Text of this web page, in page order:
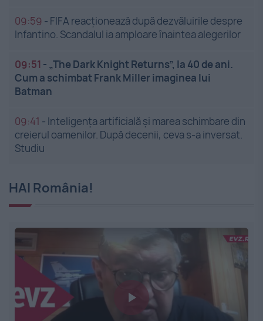
09:59 - FIFA reacționează după dezvăluirile despre
Infantino. Scandalul ia amploare înaintea alegerilor
09:51 - „The Dark Knight Returns”, la 40 de ani.
Cum a schimbat Frank Miller imaginea lui
Batman
09:41 - Inteligența artificială și marea schimbare din
creierul oamenilor. După decenii, ceva s-a inversat.
Studiu
HAI România!